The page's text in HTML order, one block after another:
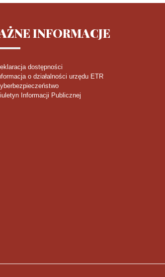
INFORMACJE
dostępności
o działalności urzędu ETR
Informacji Publicznej